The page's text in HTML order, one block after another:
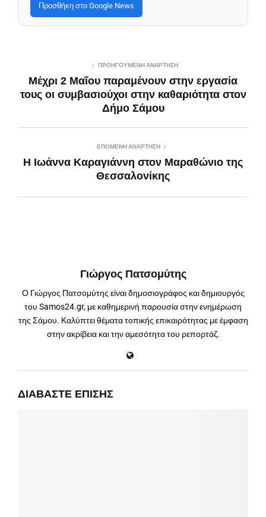
Προσθήκη στο Google News
ΠΡΟΗΓΟΎΜΕΝΗ ΑΝΆΡΤΗΣΗ
Μέχρι 2 Μαΐου παραμένουν στην εργασία
τους οι συμβασιούχοι στην καθαριότητα στον
Δήμο Σάμου
ΕΠΌΜΕΝΗ ΑΝΆΡΤΗΣΗ
Η Ιωάννα Καραγιάννη στον Μαραθώνιο της
Θεσσαλονίκης
Γιώργος Πατσομύτης
Ο Γιώργος Πατσομύτης είναι δημοσιογράφος και δημιουργός
του Samos24.gr, με καθημερινή παρουσία στην ενημέρωση
της Σάμου. Καλύπτει θέματα τοπικής επικαιρότητας με έμφαση
στην ακρίβεια και την αμεσότητα του ρεπορτάζ.
ΔΙΑΒΆΣΤΕ ΕΠΊΣΗΣ